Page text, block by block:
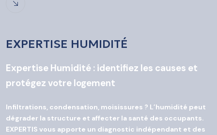
EXPERTISE HUMIDITÉ
Expertise Humidité : identifiez les causes et
protégez votre logement
Infiltrations, condensation, moisissures ? L’humidité peut
dégrader la structure et affecter la santé des occupants.
EXPERTIS vous apporte un diagnostic indépendant et des